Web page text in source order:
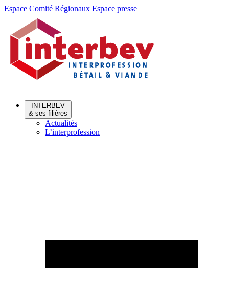
Aller
Aller
contenu
Espace Comité Régionaux Espace presse
INTERBEV
& ses filières
Actualités
L’interprofession